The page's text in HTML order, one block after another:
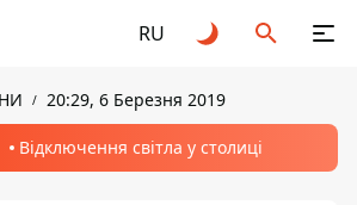
RU
20:29, 6 Березня 2019
Відключення світла у столиці